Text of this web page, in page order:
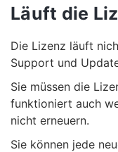
Läuft die
Die Lizenz läuft
Support und
Sie müssen die
funktioniert auch
nicht erneuern.
Sie können jede